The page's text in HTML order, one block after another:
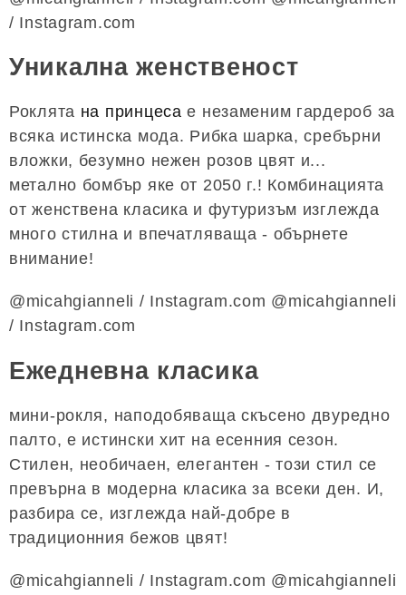
/ Instagram.com
Уникална женственост
Роклята на принцеса е незаменим гардероб за
всяка истинска мода. Рибка шарка, сребърни
вложки, безумно нежен розов цвят и...
метално бомбър яке от 2050 г.! Комбинацията
от женствена класика и футуризъм изглежда
много стилна и впечатляваща - обърнете
внимание!
@micahgianneli / Instagram.com @micahgianneli
/ Instagram.com
Ежедневна класика
мини-рокля, наподобяваща скъсено двуредно
палто, е истински хит на есенния сезон.
Стилен, необичаен, елегантен - този стил се
превърна в модерна класика за всеки ден. И,
разбира се, изглежда най-добре в
традиционния бежов цвят!
@micahgianneli / Instagram.com @micahgianneli